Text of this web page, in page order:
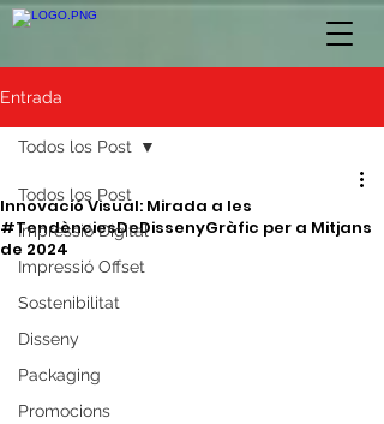
Entrada
Todos los Post
Impressió Digital
Impressió Offset
Sostenibilitat
Disseny
Packaging
Promocions
Todos los Post
Innovació Visual: Mirada a les
#TendènciesDeDissenyGràfic per a Mitjans
de 2024